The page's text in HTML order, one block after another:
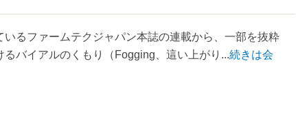
るファームテクジャパン本誌の連載から、一部を抜粋
バイアルのくもり（Fogging、這い上がり...続きは会